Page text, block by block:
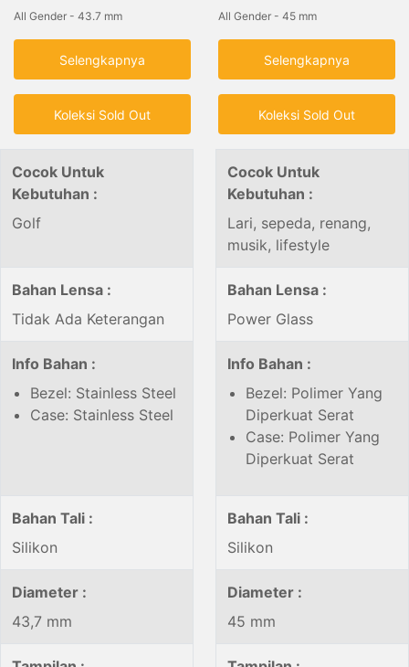
All Gender - 43.7 mm
Selengkapnya
Koleksi Sold Out
All Gender - 45 mm
Selengkapnya
Koleksi Sold Out
Cocok Untuk
Kebutuhan :
Golf
Cocok Untuk
Kebutuhan :
Lari, sepeda, renang,
musik, lifestyle
Bahan Lensa :
Tidak Ada Keterangan
Bahan Lensa :
Power Glass
Info Bahan :
Bezel: Stainless Steel
Case: Stainless Steel
Info Bahan :
Bezel: Polimer Yang
Diperkuat Serat
Case: Polimer Yang
Diperkuat Serat
Bahan Tali :
Silikon
Bahan Tali :
Silikon
Diameter :
43,7 mm
Diameter :
45 mm